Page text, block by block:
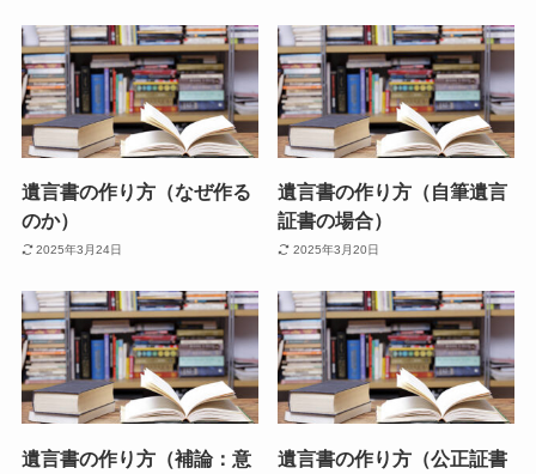
遺言書の作り方（なぜ作る
のか）
2025年3月24日
遺言書の作り方（自筆遺言
証書の場合）
2025年3月20日
遺言書の作り方（補論：意
遺言書の作り方（公正証書